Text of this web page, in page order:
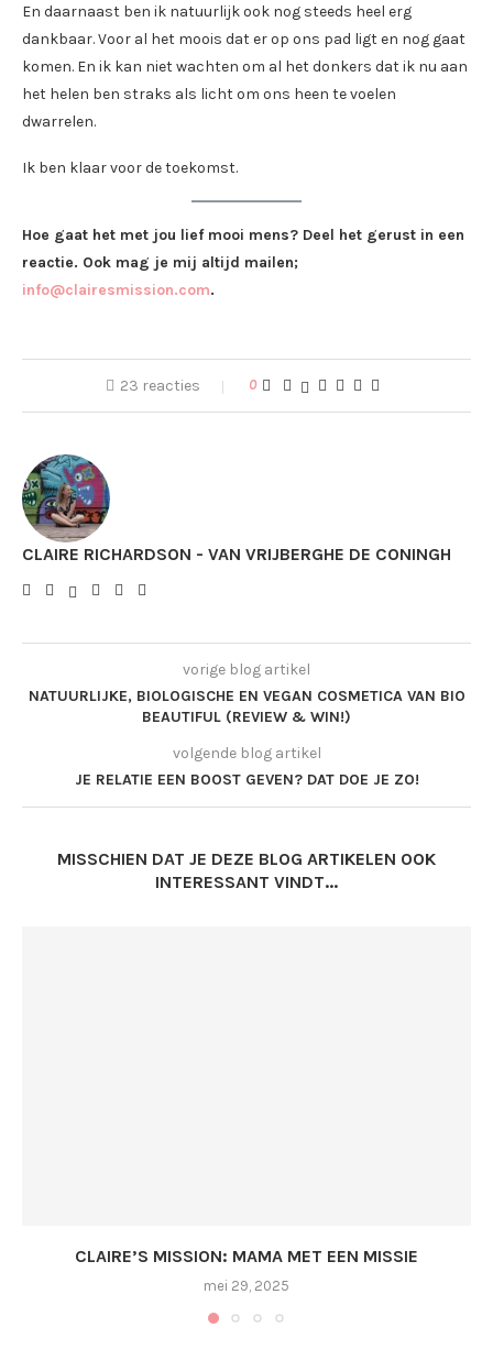
En daarnaast ben ik natuurlijk ook nog steeds heel erg
dankbaar. Voor al het moois dat er op ons pad ligt en nog gaat
komen. En ik kan niet wachten om al het donkers dat ik nu aan
het helen ben straks als licht om ons heen te voelen
dwarrelen.
Ik ben klaar voor de toekomst.
Hoe gaat het met jou lief mooi mens? Deel het gerust in een
reactie. Ook mag je mij altijd mailen;
info@clairesmission.com.
23 reacties 0
CLAIRE RICHARDSON - VAN VRIJBERGHE DE CONINGH
vorige blog artikel
NATUURLIJKE, BIOLOGISCHE EN VEGAN COSMETICA VAN BIO
BEAUTIFUL (REVIEW & WIN!)
volgende blog artikel
JE RELATIE EEN BOOST GEVEN? DAT DOE JE ZO!
MISSCHIEN DAT JE DEZE BLOG ARTIKELEN OOK
INTERESSANT VINDT...
CLAIRE’S MISSION: MAMA MET EEN MISSIE
mei 29, 2025